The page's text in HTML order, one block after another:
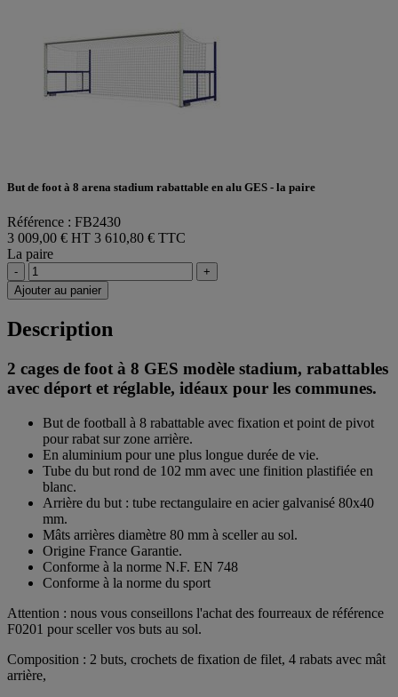
But de foot à 8 arena stadium rabattable en alu GES - la paire
Référence : FB2430
3 009,00 € HT 3 610,80 € TTC
La paire
-
+
Ajouter au panier
Description
2 cages de foot à 8 GES modèle stadium, rabattables
avec déport et réglable, idéaux pour les communes.
But de football à 8 rabattable avec fixation et point de pivot
pour rabat sur zone arrière.
En aluminium pour une plus longue durée de vie.
Tube du but rond de 102 mm avec une finition plastifiée en
blanc.
Arrière du but : tube rectangulaire en acier galvanisé 80x40
mm.
Mâts arrières diamètre 80 mm à sceller au sol.
Origine France Garantie.
Conforme à la norme N.F. EN 748
Conforme à la norme du sport
Attention : nous vous conseillons l'achat des fourreaux de référence
F0201 pour sceller vos buts au sol.
Composition : 2 buts, crochets de fixation de filet, 4 rabats avec mât
arrière,